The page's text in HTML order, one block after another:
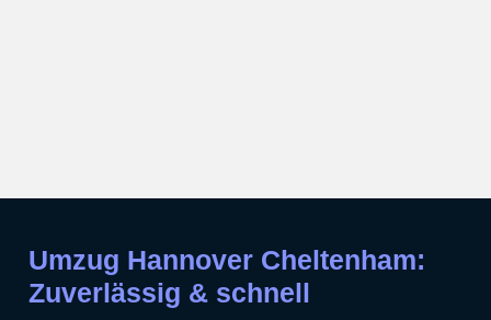
Umzug Hannover Cheltenham:
Zuverlässig & schnell